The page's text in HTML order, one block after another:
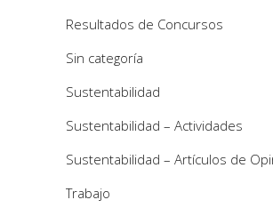
Resultados de Concursos
Sin categoría
Sustentabilidad
Sustentabilidad – Actividades
Sustentabilidad – Artículos de
Trabajo